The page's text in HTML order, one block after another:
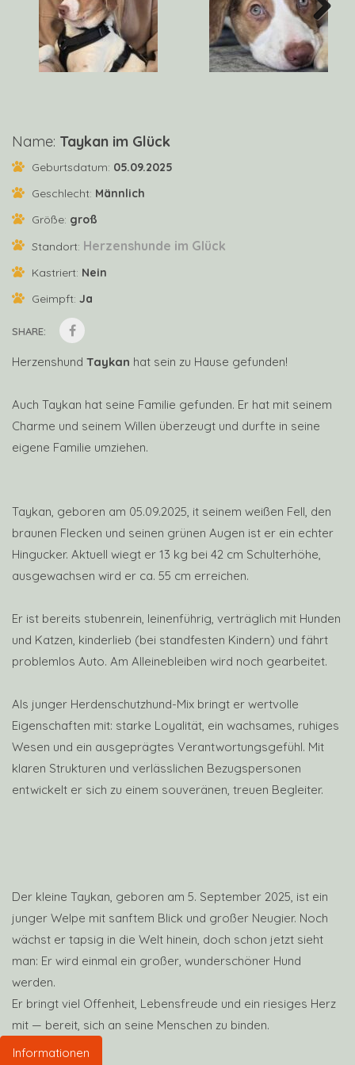
Next
Name: Taykan im Glück
Geburtsdatum: 05.09.2025
Geschlecht: Männlich
Größe: groß
Standort: Herzenshunde im Glück
Kastriert: Nein
Geimpft: Ja
SHARE:
Herzenshund Taykan hat sein zu Hause gefunden!
Auch Taykan hat seine Familie gefunden. Er hat mit seinem
Charme und seinem Willen überzeugt und durfte in seine
eigene Familie umziehen.
Taykan, geboren am 05.09.2025, it seinem weißen Fell, den
braunen Flecken und seinen grünen Augen ist er ein echter
Hingucker. Aktuell wiegt er 13 kg bei 42 cm Schulterhöhe,
ausgewachsen wird er ca. 55 cm erreichen.
Er ist bereits stubenrein, leinenführig, verträglich mit Hunden
und Katzen, kinderlieb (bei standfesten Kindern) und fährt
problemlos Auto. Am Alleinebleiben wird noch gearbeitet.
Als junger Herdenschutzhund-Mix bringt er wertvolle
Eigenschaften mit: starke Loyalität, ein wachsames, ruhiges
Wesen und ein ausgeprägtes Verantwortungsgefühl. Mit
klaren Strukturen und verlässlichen Bezugspersonen
entwickelt er sich zu einem souveränen, treuen Begleiter.
Der kleine Taykan, geboren am 5. September 2025, ist ein
junger Welpe mit sanftem Blick und großer Neugier. Noch
wächst er tapsig in die Welt hinein, doch schon jetzt sieht
man: Er wird einmal ein großer, wunderschöner Hund
werden.
Er bringt viel Offenheit, Lebensfreude und ein riesiges Herz
mit — bereit, sich an seine Menschen zu binden.
Informationen